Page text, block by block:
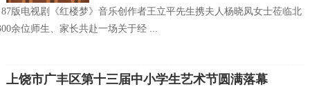
87版电视剧《红楼梦》音乐创作者王立平先生携夫人杨晓凤女士莅临北
余位师生、家长共赴一场关于经 ...
上饶市广丰区第十三届中小学生艺术节圆满落幕